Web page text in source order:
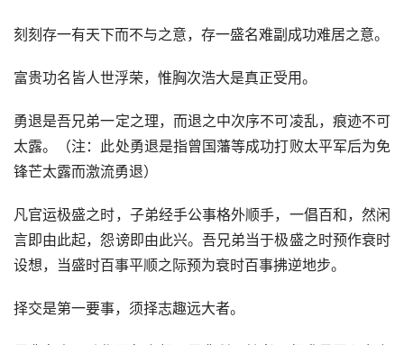
刻刻存一有天下而不与之意，存一盛名难副成功难居之意。
富贵功名皆人世浮荣，惟胸次浩大是真正受用。
勇退是吾兄弟一定之理，而退之中次序不可凌乱，痕迹不可
太露。（注：此处勇退是指曾国藩等成功打败太平军后为免
锋芒太露而激流勇退）
凡官运极盛之时，子弟经手公事格外顺手，一倡百和，然闲
言即由此起，怨谤即由此兴。吾兄弟当于极盛之时预作衰时
设想，当盛时百事平顺之际预为衰时百事拂逆地步。
择交是第一要事，须择志趣远大者。